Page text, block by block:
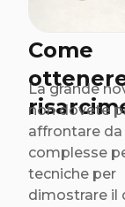
Come
La grande
non dovete
affrontare da
complesse
tecniche per
dimostrare il